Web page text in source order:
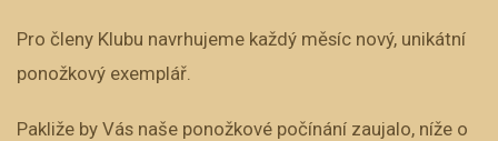
Pro členy Klubu navrhujeme každý měsíc nový, unikátní
ponožkový exemplář.
Pakliže by Vás naše ponožkové počínání zaujalo, níže o